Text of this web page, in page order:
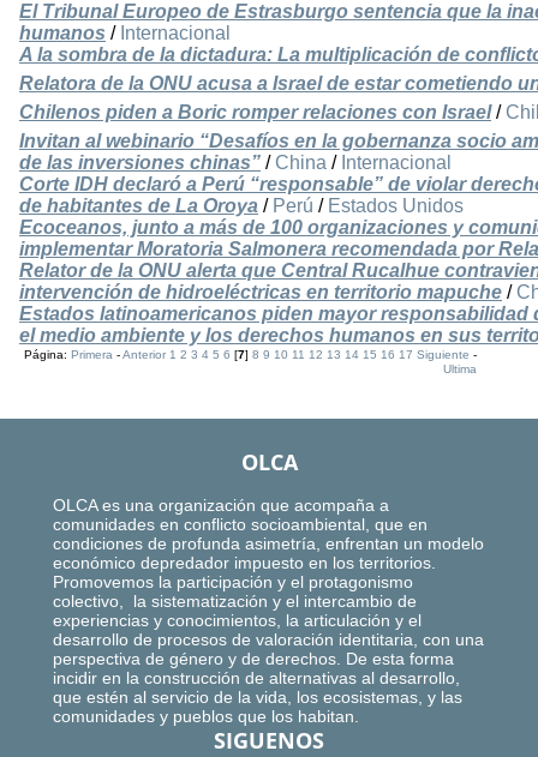
El Tribunal Europeo de Estrasburgo sentencia que la
humanos / Internacional
A la sombra de la dictadura: La multiplicación de
Relatora de la ONU acusa a Israel de estar cometiendo
Chilenos piden a Boric romper relaciones con Israel/
Invitan al webinario “Desafíos en la gobernanza socio
de las inversiones chinas” / China / Internacional
Corte IDH declaró a Perú “responsable” de violar
de habitantes de La Oroya / Perú / Estados Unidos
Ecoceanos, junto a más de 100 organizaciones y
implementar Moratoria Salmonera recomendada por
Relator de la ONU alerta que Central Rucalhue
intervención de hidroeléctricas en territorio mapuche /
Estados latinoamericanos piden mayor
el medio ambiente y los derechos humanos en sus
Página:Primera -Anterior 1 2 3 4 5 6 [7]8 9 10 11 12 13 14 15 16 17 Siguiente -
Ultima
OLCA
OLCA es una organización que acompaña a
comunidades en conflicto socioambiental, que en
condiciones de profunda asimetría, enfrentan un modelo
económico depredador impuesto en los territorios.
Promovemos la participación y el protagonismo
colectivo, la sistematización y el intercambio de
experiencias y conocimientos, la articulación y el
desarrollo de procesos de valoración identitaria, con una
perspectiva de género y de derechos. De esta forma
incidir en la construcción de alternativas al desarrollo,
que estén al servicio de la vida, los ecosistemas, y las
comunidades y pueblos que los habitan.
SIGUENOS